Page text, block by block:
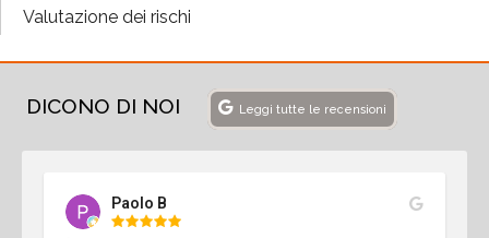
Valutazione dei rischi
DICONO DI NOI Leggi tutte le recensioni
Paolo B